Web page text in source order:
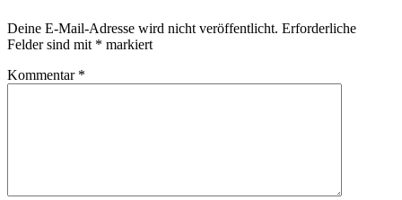
Deine E-Mail-Adresse wird nicht veröffentlicht. Erforderliche
Felder sind mit * markiert
Kommentar *